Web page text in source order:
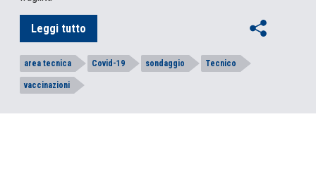
Leggi tutto
area tecnica Covid-19 sondaggio Tecnico
vaccinazioni